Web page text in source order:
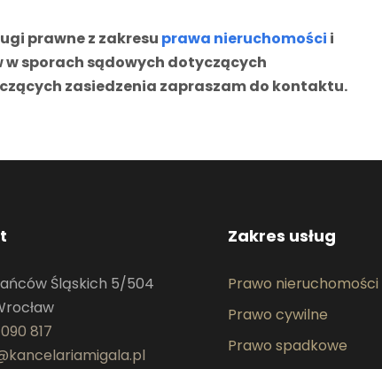
prawne z zakresu prawa nieruchomości i
w sporach sądowych dotyczących
zasiedzenia zapraszam do kontaktu.
Śląskich 5/504
817
Zakres usług
Prawo nieruchomości
Prawo cywilne
Prawo spadkowe